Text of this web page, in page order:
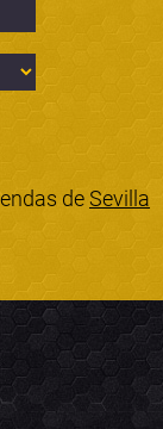
deSevilla